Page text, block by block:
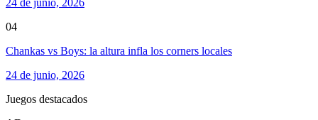
24 de junio, 2026
04
Chankas vs Boys: la altura infla los corners locales
24 de junio, 2026
Juegos destacados